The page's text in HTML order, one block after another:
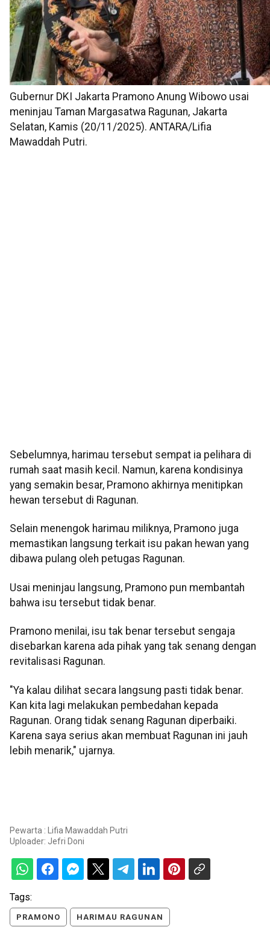
Gubernur DKI Jakarta Pramono Anung Wibowo usai
meninjau Taman Margasatwa Ragunan, Jakarta
Selatan, Kamis (20/11/2025). ANTARA/Lifia
Mawaddah Putri.
Sebelumnya, harimau tersebut sempat ia pelihara di
rumah saat masih kecil. Namun, karena kondisinya
yang semakin besar, Pramono akhirnya menitipkan
hewan tersebut di Ragunan.
Selain menengok harimau miliknya, Pramono juga
memastikan langsung terkait isu pakan hewan yang
dibawa pulang oleh petugas Ragunan.
Usai meninjau langsung, Pramono pun membantah
bahwa isu tersebut tidak benar.
Pramono menilai, isu tak benar tersebut sengaja
disebarkan karena ada pihak yang tak senang dengan
revitalisasi Ragunan.
"Ya kalau dilihat secara langsung pasti tidak benar.
Kan kita lagi melakukan pembedahan kepada
Ragunan. Orang tidak senang Ragunan diperbaiki.
Karena saya serius akan membuat Ragunan ini jauh
lebih menarik," ujarnya.
Pewarta : Lifia Mawaddah Putri
Uploader: Jefri Doni
Tags:
PRAMONO HARIMAU RAGUNAN